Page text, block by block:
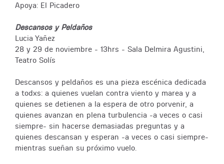
Apoya: El Picadero
Descansos y Peldaños
Lucia Yañez
28 y 29 de noviembre - 13hrs - Sala Delmira Agustini,
Teatro Solís
Descansos y peldaños es una pieza escénica dedicada
a todxs: a quienes vuelan contra viento y marea y a
quienes se detienen a la espera de otro porvenir, a
quienes avanzan en plena turbulencia -a veces o casi
siempre- sin hacerse demasiadas preguntas y a
quienes descansan y esperan -a veces o casi siempre-
mientras sueñan su próximo vuelo.